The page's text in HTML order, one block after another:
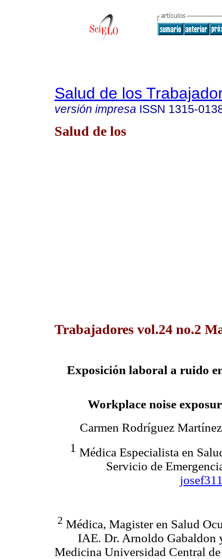
Salud de los
versión impresa ISSN 1315-
Salud de los
Trabajadores vol.24 no.2
Exposición laboral a ruido
Workplace noise
Carmen Rodríguez Martínez
1 Médica Especialista en
Servicio de
2 Médica, Magister en Salud
IAE. Dr. Arnoldo Gabaldon
Medicina Universidad Central